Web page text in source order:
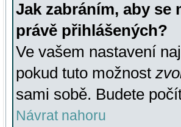
Jak zabráním, aby se
právě přihlášených?
Ve vašem nastavení
pokud tuto možnost
sami sobě. Budete
Návrat nahoru